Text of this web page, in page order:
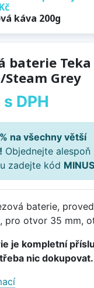
káva 200g
baterie Teka
Steam Grey
s DPH
na všechny větší
Objednejte
zadejte kód
baterie,
pro otvor 35 mm,
je kompletní
nic dokupovat.